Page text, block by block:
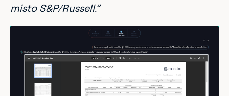
misto S&P/Russell.”